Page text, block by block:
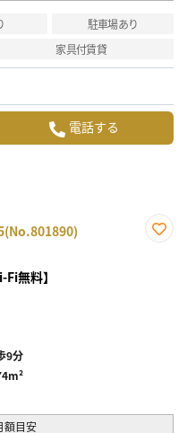
駐車場あり
家具付賃貸
電話する
Fi無料】
9分
額目安